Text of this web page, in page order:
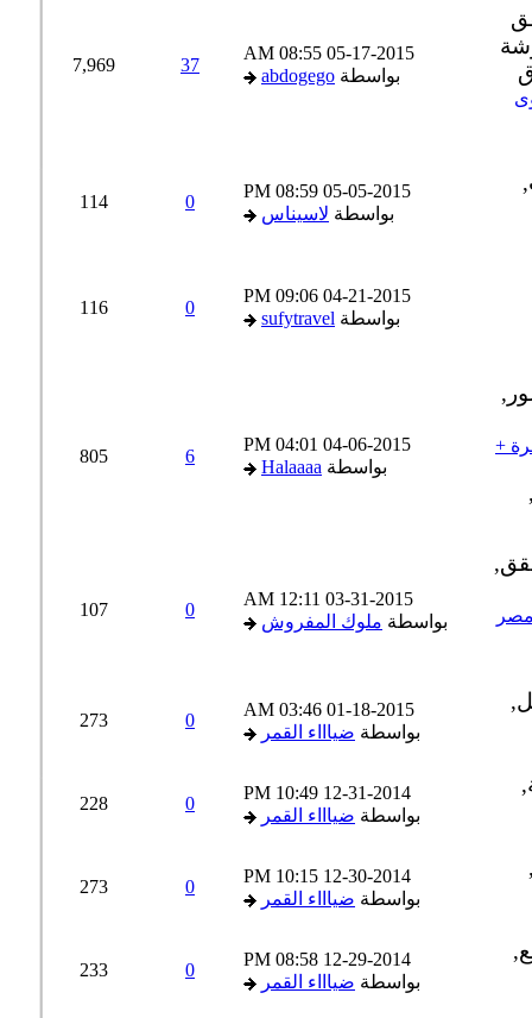
05-17-2015
08:55 AM
بواسطةabdogego
37
7,969
05-05-2015
08:59 PM
بواسطةلاسيناس
114
04-21-2015
09:06 PM
بواسطةsufytravel
116
+
04-06-2015
04:01 PM
بواسطةHalaaaa
805
03-31-2015
12:11 AM
بواسطةملوك المفروش
107
01-18-2015
03:46 AM
بواسطةضياااء القمر
273
12-31-2014
10:49 PM
بواسطةضياااء القمر
228
12-30-2014
10:15 PM
بواسطةضياااء القمر
273
12-29-2014
08:58 PM
بواسطةضياااء القمر
233